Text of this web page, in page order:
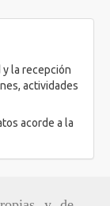
y la recepción
actividades
acorde a la